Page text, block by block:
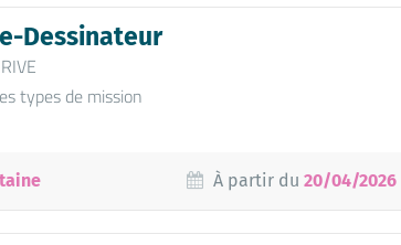
Dessinateur
types de mission
À partir du20/04/2026